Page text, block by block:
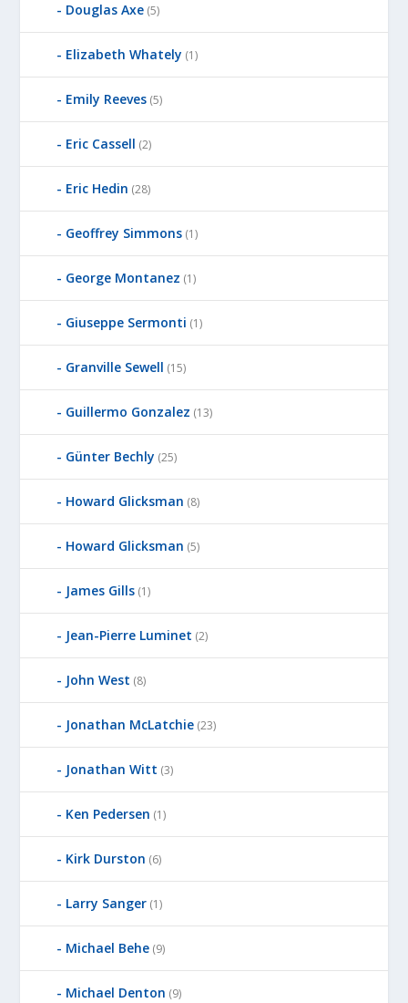
Douglas Axe (5)
Elizabeth Whately (1)
Emily Reeves (5)
Eric Cassell (2)
Eric Hedin (28)
Geoffrey Simmons (1)
George Montanez (1)
Giuseppe Sermonti (1)
Granville Sewell (15)
Guillermo Gonzalez (13)
Günter Bechly (25)
Howard Glicksman (8)
Howard Glicksman (5)
James Gills (1)
Jean-Pierre Luminet (2)
John West (8)
Jonathan McLatchie (23)
Jonathan Witt (3)
Ken Pedersen (1)
Kirk Durston (6)
Larry Sanger (1)
Michael Behe (9)
Michael Denton (9)